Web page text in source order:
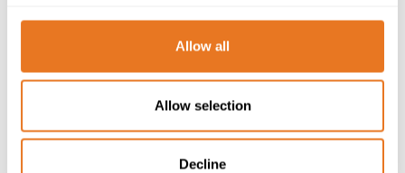
Allow all
Allow selection
Decline
necessidades de dados de aprendizagem automática,
ter acesso a energia fiável será fundamental para os
infraestruturas de energia fiáveis irá melhorar
dramaticamente o desempenho e permitir que os
fabricantes processem mais dados. A boa notícia é que